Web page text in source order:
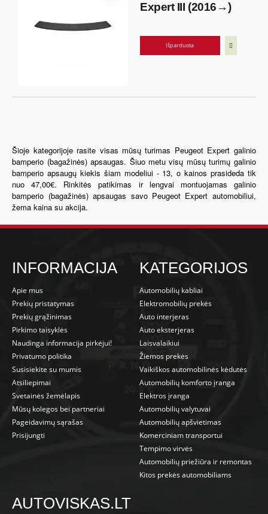
Expert III (2016→)
Išparduota
Šioje kategorijoje rasite visas mūsų turimas Peugeot Expert galinio
bamperio (bagažinės) apsaugas. Šiuo metu visų mūsų turimų galinio
bamperio apsaugų kiekis šiam modeliui - 13, o kainos prasideda tik
nuo 47,00€. Rinkitės patikimas ir lengvai montuojamas galinio
bamperio (bagažinės) apsaugas savo Peugeot Expert automobiliui,
žema kaina su akcija.
INFORMACIJA
Apie mus
Prekių pristatymas
Prekių grąžinimas
Pirkimo taisyklės
Naudinga informacija pirkėjui!
Privatumo politika
Susisiekite su mumis
Atsiliepimai
Svetainės žemėlapis
Mūsų kolegos bei partneriai
Pageidavimų sąrašas
Prisijungti
KATEGORIJOS
Automobilių kabliai
Elektromobilių prekės
Auto interjeras
Auto eksterjeras
Laisvalaikiui
Žiemos prekės
Vaikiškos automobilinės kėdutės
Automobilių komforto įranga
Elektros įranga
Automobilių valytuvai
Automobilių apšvietimas
Komerciniam transportui
Tempimo virvės
Automobilių priežiūra ir remontas
Kitos prekės automobiliams
AUTOVISKAS.LT